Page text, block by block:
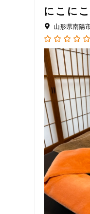
にこに
山形県南陽